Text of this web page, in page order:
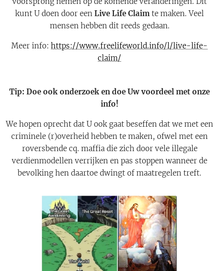
kunt U doen door een Live Life Claim te maken. Veel
mensen hebben dit reeds gedaan.
Meer info: https://www.freelifeworld.info/l/live-life-
claim/
Tip: Doe ook onderzoek en doe Uw voordeel met onze
info!
We hopen oprecht dat U ook gaat beseffen dat we met een
criminele (r)overheid hebben te maken, ofwel met een
roversbende cq. maffia die zich door vele illegale
verdienmodellen verrijken en pas stoppen wanneer de
bevolking hen daartoe dwingt of maatregelen treft.